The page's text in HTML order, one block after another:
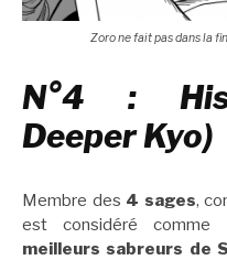
Zoro ne fait pas dans la
N°4 :
Deeper Kyo)
Membre des 4 sages,
est considéré comme
meilleurs sabreurs de